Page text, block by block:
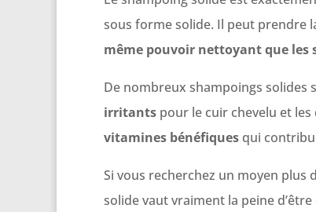
sous forme solide. Il peut prendre
même pouvoir nettoyant que
De nombreux shampoings solides
irritants pour le cuir chevelu et
vitamines bénéfiques qui
Si vous recherchez un moyen plus
solide vaut vraiment la peine d’être